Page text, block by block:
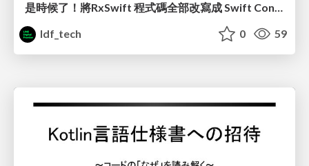
是時候了！將RxSwift 程式碼全部改寫成 Swift Concurrency吧！/slides_iplayground_2026_20min_static
ldf_tech
0 59